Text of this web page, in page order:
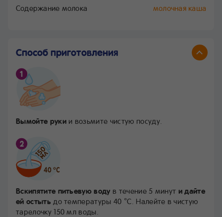
Содержание молока молочная каша
Способ приготовления
Вымойте рукии возьмите чистую посуду.
Вскипятите питьевую воду в течение 5 минут и дайте
ей остыть до температуры 40 °С. Налейте в чистую
тарелочку 150 мл воды.